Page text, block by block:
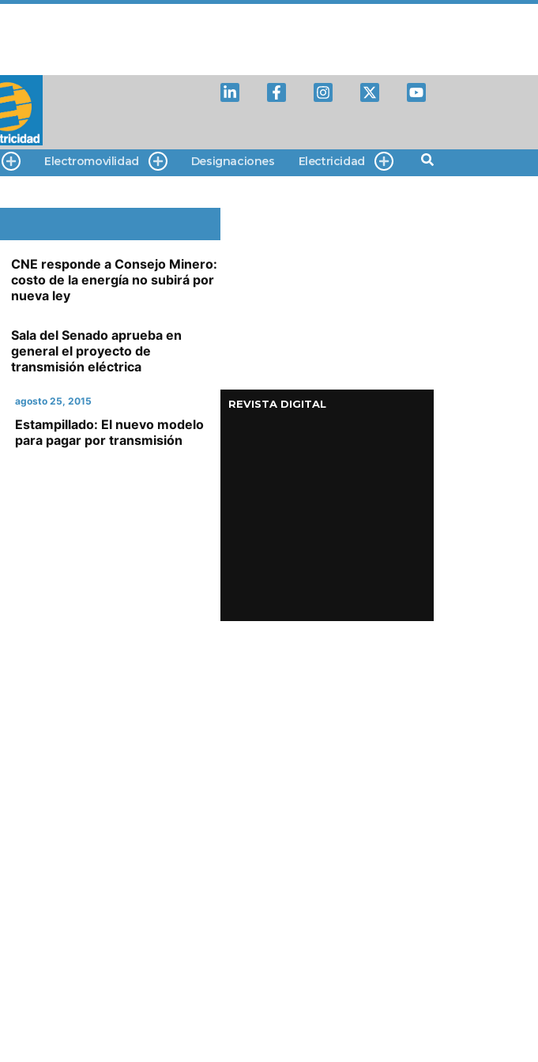
Electromovilidad Designaciones Electricidad
CNE responde a Consejo Minero:
costo de la energía no subirá por
nueva ley
Sala del Senado aprueba en
general el proyecto de
transmisión eléctrica
agosto 25, 2015
Estampillado: El nuevo modelo
para pagar por transmisión
REVISTA DIGITAL